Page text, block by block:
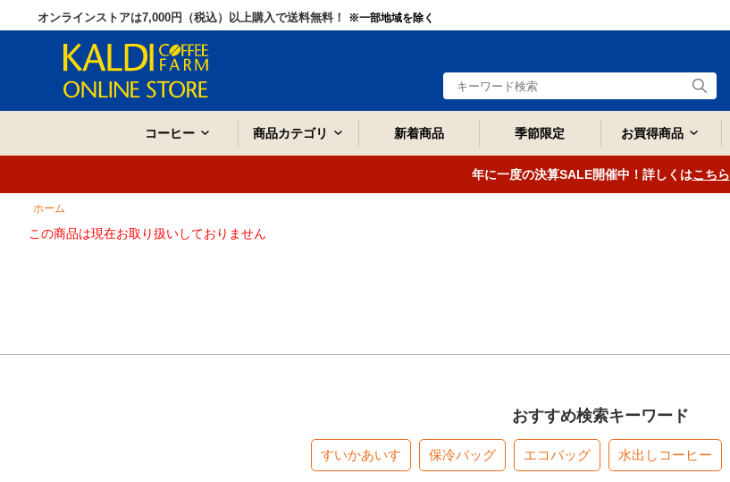
オンラインストアは7,000円（税込）以上購入で送料無料！ ※一部地域を除く
コーヒー 商品カテゴリ 新着商品 季節限定 お買得商品
年に一度の決算SALE開催中！詳しくはこちら
ホーム
この商品は現在お取り扱いしておりません
おすすめ検索キーワード
すいかあいす 保冷バッグ エコバッグ 水出しコーヒー